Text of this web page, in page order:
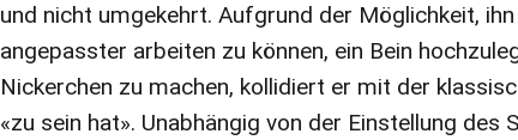
und nicht umgekehrt. Aufgrund der Möglichkeit,
angepasster arbeiten zu können, ein Bein
Nickerchen zu machen, kollidiert er mit der
«zu sein hat». Unabhängig von der Einstellung